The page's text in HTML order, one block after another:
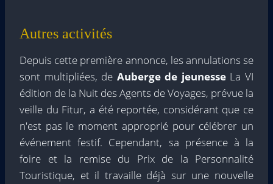
Autres activités
Depuis cette première annonce, les annulations se
sont multipliées, de Auberge de jeunesseLa VI
édition de la Nuit des Agents de Voyages, prévue la
veille du Fitur, a été reportée, considérant que ce
n'est pas le moment approprié pour célébrer un
événement festif. Cependant, sa présence à la
foire et la remise du Prix de la Personnalité
Touristique, et il travaille déjà sur une nouvelle